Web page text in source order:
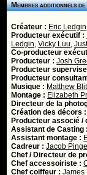
Membres additionnels
Créateur : Eric Ledgin
Producteur exécutif :
Ledgin,Vicky Luu,
Co-producteur
Producteur :Josh
Producteur
Producteur
Musique : Matthew
Montage : Elizabeth
Directeur de la
Création des décors :
Producteur associé /
Assistant de Casting
Assistant montage :
Cadreur :Jacob
Chef / Directeur de
Chef accessoiriste :
Chef coiffeur :James